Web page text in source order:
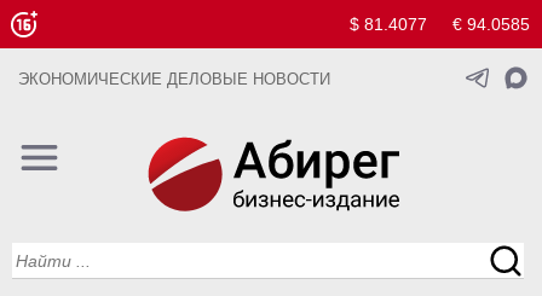
$ 81.4077 € 94.0585
ЭКОНОМИЧЕСКИЕ ДЕЛОВЫЕ НОВОСТИ